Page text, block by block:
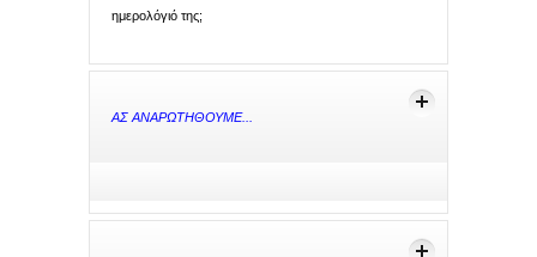
ημερολόγιό της;
ΑΣ ΑΝΑΡΩΤΗΘΟΥΜΕ...